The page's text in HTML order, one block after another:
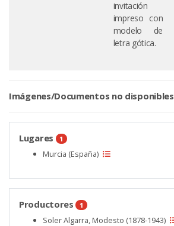
invitación
impreso con
modelo de
letra gótica.
Imágenes/Documentos no disponibles
Lugares 1
Murcia (España)
Productores 1
Soler Algarra, Modesto (1878-1943)